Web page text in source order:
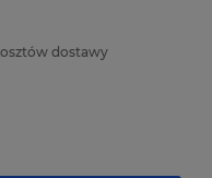
dostawy